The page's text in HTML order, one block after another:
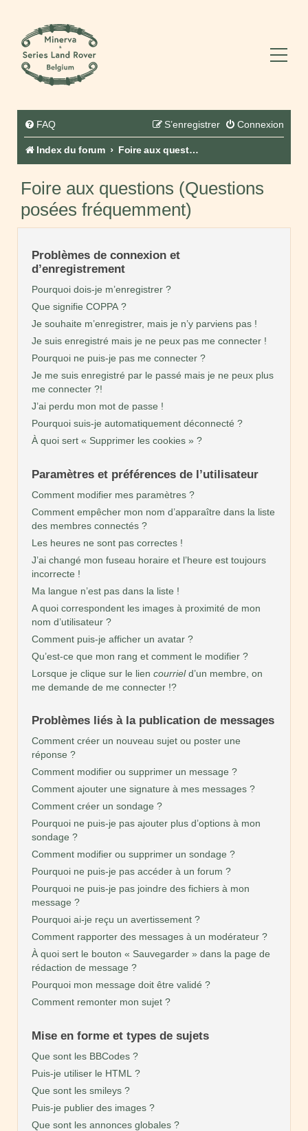
FAQ Connexion
S’enregistrer
Index du forum Foire aux questions (Questions posées fréquemment)
Foire aux questions (Questions
posées fréquemment)
Problèmes de connexion et
d’enregistrement
Pourquoi dois-je m’enregistrer ?
Que signifie COPPA ?
Je souhaite m’enregistrer, mais je n’y parviens pas !
Je suis enregistré mais je ne peux pas me connecter !
Pourquoi ne puis-je pas me connecter ?
Je me suis enregistré par le passé mais je ne peux plus
me connecter ?!
J’ai perdu mon mot de passe !
Pourquoi suis-je automatiquement déconnecté ?
À quoi sert « Supprimer les cookies » ?
Paramètres et préférences de l’utilisateur
Comment modifier mes paramètres ?
Comment empêcher mon nom d’apparaître dans la liste
des membres connectés ?
Les heures ne sont pas correctes !
J’ai changé mon fuseau horaire et l’heure est toujours
incorrecte !
Ma langue n’est pas dans la liste !
A quoi correspondent les images à proximité de mon
nom d’utilisateur ?
Comment puis-je afficher un avatar ?
Qu’est-ce que mon rang et comment le modifier ?
Lorsque je clique sur le lien courrield’un membre, on
me demande de me connecter !?
Problèmes liés à la publication de messages
Comment créer un nouveau sujet ou poster une
réponse ?
Comment modifier ou supprimer un message ?
Comment ajouter une signature à mes messages ?
Comment créer un sondage ?
Pourquoi ne puis-je pas ajouter plus d’options à mon
sondage ?
Comment modifier ou supprimer un sondage ?
Pourquoi ne puis-je pas accéder à un forum ?
Pourquoi ne puis-je pas joindre des fichiers à mon
message ?
Pourquoi ai-je reçu un avertissement ?
Comment rapporter des messages à un modérateur ?
À quoi sert le bouton « Sauvegarder » dans la page de
rédaction de message ?
Pourquoi mon message doit être validé ?
Comment remonter mon sujet ?
Mise en forme et types de sujets
Que sont les BBCodes ?
Puis-je utiliser le HTML ?
Que sont les smileys ?
Puis-je publier des images ?
Que sont les annonces globales ?